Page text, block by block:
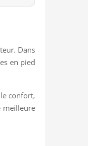
Dans
en pied
confort,
meilleure